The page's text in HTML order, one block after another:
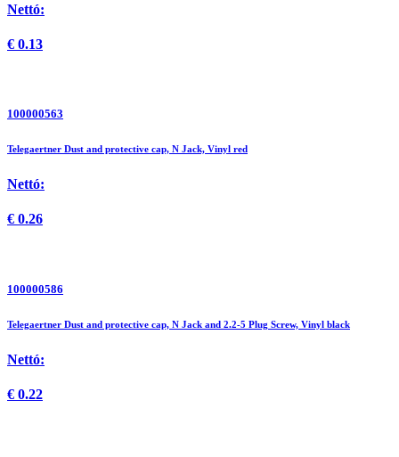
Nettó:
€ 0.13
100000563
Telegaertner Dust and protective cap, N Jack, Vinyl red
Nettó:
€ 0.26
100000586
Telegaertner Dust and protective cap, N Jack and 2.2-5 Plug Screw, Vinyl black
Nettó:
€ 0.22